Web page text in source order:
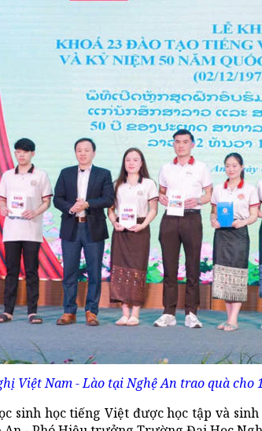
Việt Nam - Lào tại Nghệ An trao quà cho
sinh học tiếng Việt được học tập và